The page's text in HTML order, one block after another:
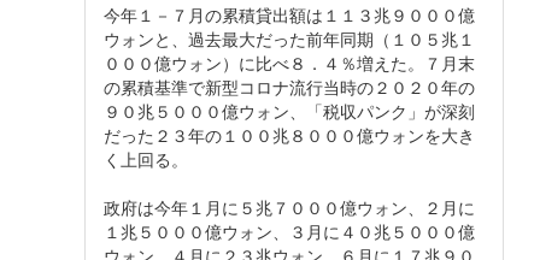
今年１－７月の累積貸出額は１１３兆９０００億
ウォンと、過去最大だった前年同期（１０５兆１
０００億ウォン）に比べ８．４％増えた。７月末
の累積基準で新型コロナ流行当時の２０２０年の
９０兆５０００億ウォン、「税収パンク」が深刻
だった２３年の１００兆８０００億ウォンを大き
く上回る。
政府は今年１月に５兆７０００億ウォン、２月に
１兆５０００億ウォン、３月に４０兆５０００億
ウォン、４月に２３兆ウォン、６月に１７兆９０